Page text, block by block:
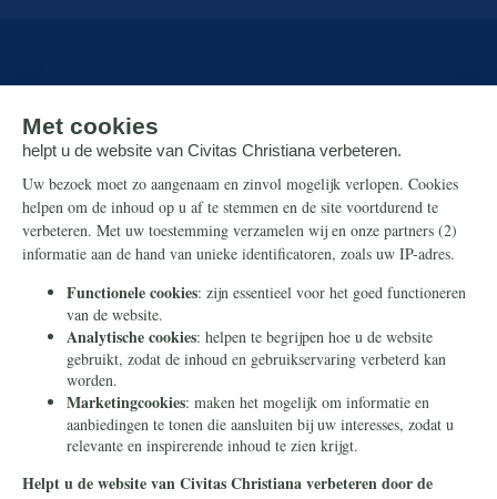
Over ons
Wie zijn wij?
Hugo Bos
ANBI
Contact